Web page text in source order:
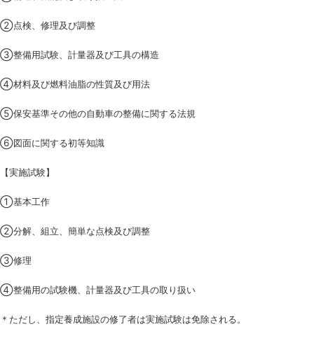
②点検、修理及び調整
③整備用試験、計量器及び工具の構造
④材料及び燃料油脂の性質及び用法
⑤保安基準その他の自動車の整備に関する法規
⑥図面に関する初等知識
【実施試験】
①基本工作
②分解、組立、簡単な点検及び調整
③修理
④整備用の試験機、計量器及び工具の取り扱い
＊ただし、指定養成施設の修了者は実施試験は免除される。